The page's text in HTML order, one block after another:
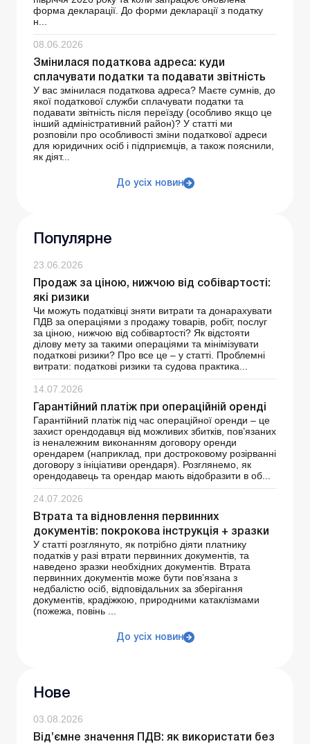
форма декларації. До форми декларації з податку
н...
08.06.2026
Змінилася податкова адреса: куди
сплачувати податки та подавати звітність
У вас змінилася податкова адреса? Маєте сумнів, до
якої податкової служби сплачувати податки та
подавати звітність після переїзду (особливо якщо це
інший адміністративний район)? У статті ми
розповіли про особливості зміни податкової адреси
для юридичних осіб і підприємців, а також пояснили,
як діят...
До усіх новин
Популярне
23.06.2026
Продаж за ціною, нижчою від собівартості:
які ризики
Чи можуть податківці зняти витрати та донарахувати
ПДВ за операціями з продажу товарів, робіт, послуг
за ціною, нижчою від собівартості? Як відстояти
ділову мету за такими операціями та мінімізувати
податкові ризики? Про все це – у статті. Проблемні
витрати: податкові ризики та судова практика...
14.07.2026
Гарантійний платіж при операційній оренді
Гарантійний платіж під час операційної оренди – це
захист орендодавця від можливих збитків, пов’язаних
із неналежним виконанням договору оренди
орендарем (наприклад, при достроковому розірванні
договору з ініціативи орендаря). Розглянемо, як
орендодавець та орендар мають відобразити в об...
24.07.2026
Втрата та відновлення первинних
документів: покрокова інструкція + зразки
У статті розглянуто, як потрібно діяти платнику
податків у разі втрати первинних документів, та
наведено зразки необхідних документів. Втрата
первинних документів може бути пов’язана з
недбалістю осіб, відповідальних за зберігання
документів, крадіжкою, природними катаклізмами
(пожежа, повінь ...
До усіх новин
Нове
03.08.2026
Від’ємне значення ПДВ: як використати без